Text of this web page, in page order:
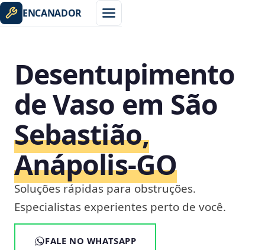
ENCANADOR
Desentupimento
de Vaso em São
Sebastião,
Anápolis‑GO
Soluções rápidas para obstruções.
Especialistas experientes perto de você.
FALE NO WHATSAPP